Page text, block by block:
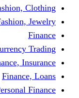
Finance,
Finance,